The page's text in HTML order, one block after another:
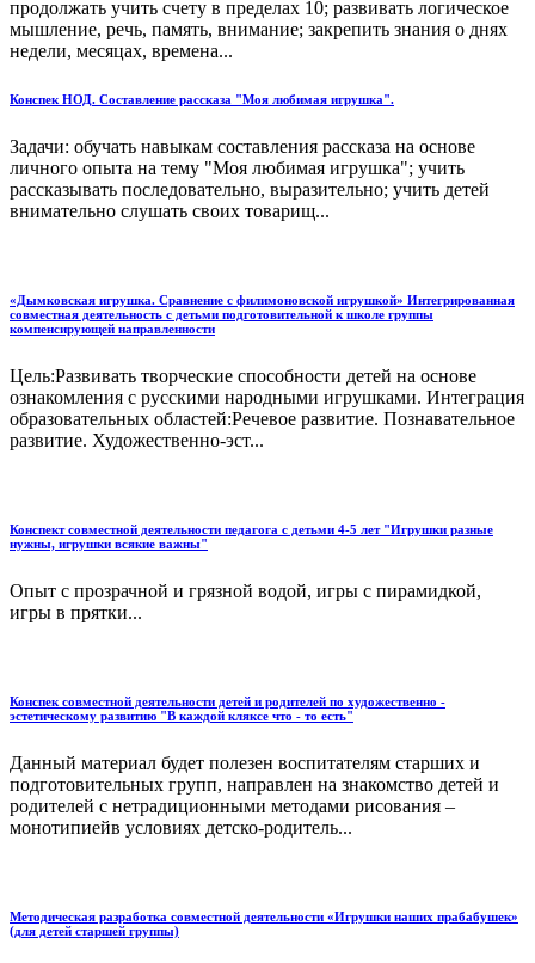
продолжать учить счету в пределах 10; развивать логическое
мышление, речь, память, внимание; закрепить знания о днях
недели, месяцах, времена...
Конспек НОД. Составление рассказа "Моя любимая игрушка".
Задачи: обучать навыкам составления рассказа на основе
личного опыта на тему "Моя любимая игрушка"; учить
рассказывать последовательно, выразительно; учить детей
внимательно слушать своих товарищ...
«Дымковская игрушка. Сравнение с филимоновской игрушкой» Интегрированная
совместная деятельность с детьми подготовительной к школе группы
компенсирующей направленности
Цель:Развивать творческие способности детей на основе
ознакомления с русскими народными игрушками. Интеграция
образовательных областей:Речевое развитие. Познавательное
развитие. Художественно-эст...
Конспект совместной деятельности педагога с детьми 4-5 лет "Игрушки разные
нужны, игрушки всякие важны"
Опыт с прозрачной и грязной водой, игры с пирамидкой,
игры в прятки...
Конспек совместной деятельности детей и родителей по художественно -
эстетическому развитию "В каждой кляксе что - то есть"
Данный материал будет полезен воспитателям старших и
подготовительных групп, направлен на знакомство детей и
родителей с нетрадиционными методами рисования –
монотипиейв условиях детско-родитель...
Методическая разработка совместной деятельности «Игрушки наших прабабушек»
(для детей старшей группы)